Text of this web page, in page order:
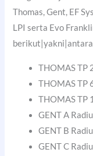
Thomas, Gent, EF
LPI serta Evo
THOMAS TP
THOMAS TP
THOMAS TP
GENT A
GENT B
GENT C